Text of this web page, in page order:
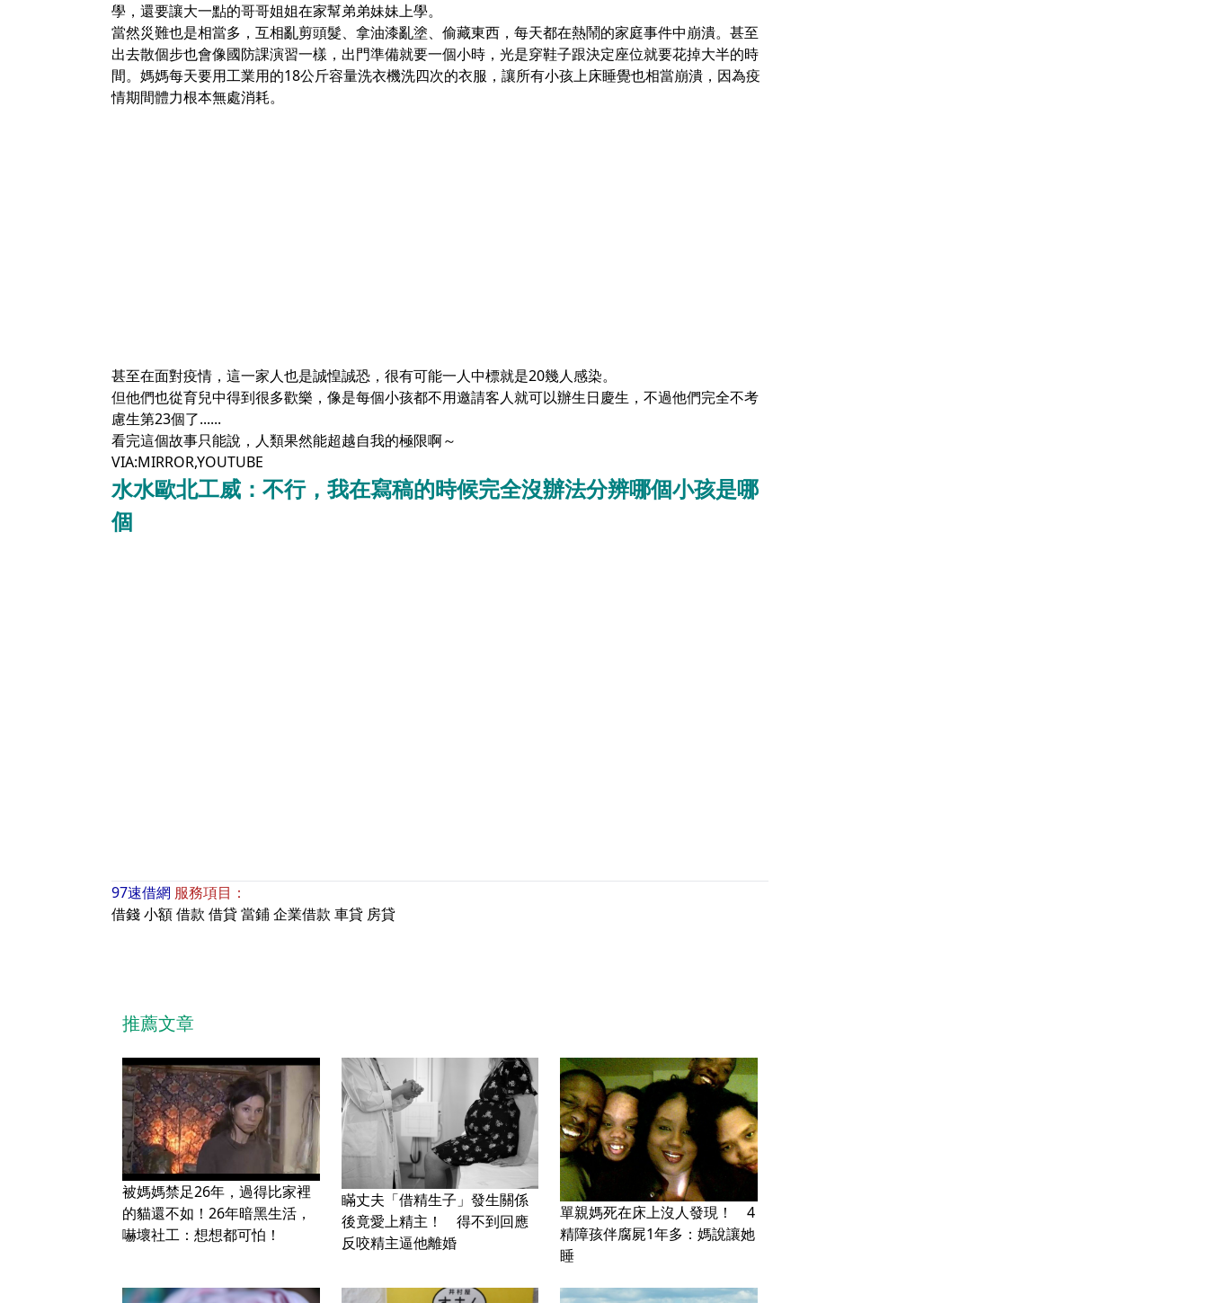
學，還要讓大一點的哥哥姐姐在家幫弟弟妹妹上學。
當然災難也是相當多，互相亂剪頭髮、拿油漆亂塗、偷藏東西，每天都在熱鬧的家庭事件中崩潰。甚至
出去散個步也會像國防課演習一樣，出門準備就要一個小時，光是穿鞋子跟決定座位就要花掉大半的時
間。媽媽每天要用工業用的18公斤容量洗衣機洗四次的衣服，讓所有小孩上床睡覺也相當崩潰，因為疫
情期間體力根本無處消耗。
甚至在面對疫情，這一家人也是誠惶誠恐，很有可能一人中標就是20幾人感染。
但他們也從育兒中得到很多歡樂，像是每個小孩都不用邀請客人就可以辦生日慶生，不過他們完全不考
慮生第23個了......
看完這個故事只能說，人類果然能超越自我的極限啊～
VIA:MIRROR,YOUTUBE
水水歐北工威：不行，我在寫稿的時候完全沒辦法分辨哪個小孩是哪
個
97速借網 服務項目：
借錢小額借款 借貸當鋪企業借款 車貸 房貸
推薦文章
被媽媽禁足26年，過得比家裡
的貓還不如！26年暗黑生活，
嚇壞社工：想想都可怕！
瞞丈夫「借精生子」發生關係
後竟愛上精主！ 得不到回應
反咬精主逼他離婚
單親媽死在床上沒人發現！ 4
精障孩伴腐屍1年多：媽說讓她
睡